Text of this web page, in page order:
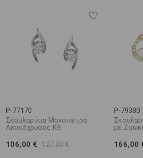
P-77170
Σκουλαρίκια Μονόπετρα
Λευκόχρυσος Κ9
106,00 € 127,00 €
P-79380
με
166,00